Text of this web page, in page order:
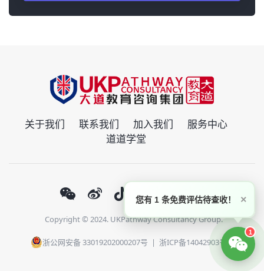
关于我们 联系我们 加入我们
服务中心
道道学堂
Copyright © 2024. UKPathway Consultancy Group.
浙公网安备 33019202000207号 | 浙ICP备14042903号-1
×
您有 1 条免费评估待查收！
1